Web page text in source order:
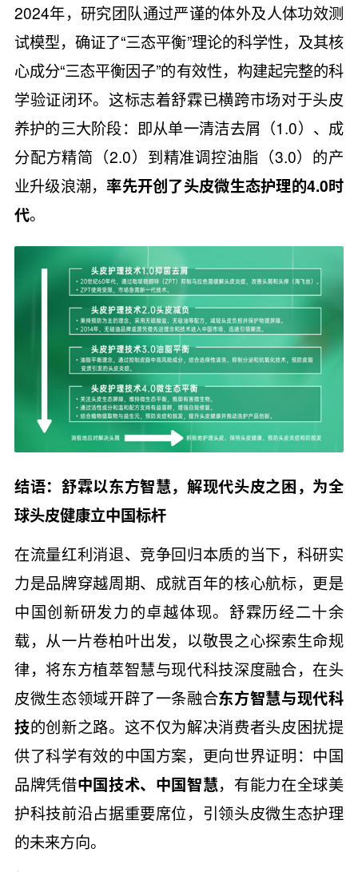
2024年，研究团队通过严谨的体外及人体功效测
试模型，确证了“三态平衡”理论的科学性，及其核
心成分“三态平衡因子”的有效性，构建起完整的科
学验证闭环。这标志着舒霖已横跨市场对于头皮
养护的三大阶段：即从单一清洁去屑（1.0）、成
分配方精简（2.0）到精准调控油脂（3.0）的产
业升级浪潮，率先开创了头皮微生态护理的4.0时
代。
结语：舒霖以东方智慧，解现代头皮之困，为全
球头皮健康立中国标杆
在流量红利消退、竞争回归本质的当下，科研实
力是品牌穿越周期、成就百年的核心航标，更是
中国创新研发力的卓越体现。舒霖历经二十余
载，从一片卷柏叶出发，以敬畏之心探索生命规
律，将东方植萃智慧与现代科技深度融合，在头
皮微生态领域开辟了一条融合东方智慧与现代科
技的创新之路。这不仅为解决消费者头皮困扰提
供了科学有效的中国方案，更向世界证明：中国
品牌凭借中国技术、中国智慧，有能力在全球美
护科技前沿占据重要席位，引领头皮微生态护理
的未来方向。